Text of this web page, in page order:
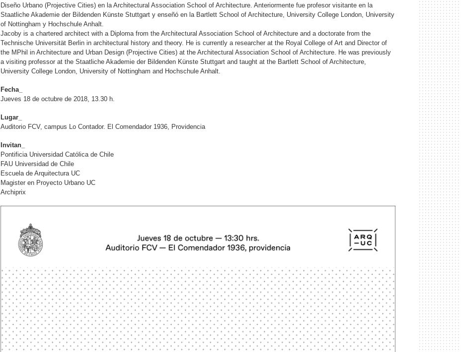
Diseño Urbano (Projective Cities) en la Architectural Association School of Architecture. Anteriormente fue profesor visitante en la
Staatliche Akademie der Bildenden Künste Stuttgart y enseñó en la Bartlett School of Architecture, University College London, University
of Nottingham y Hochschule Anhalt.
Jacoby is a chartered architect with a Diploma from the Architectural Association School of Architecture and a doctorate from the
Technische Universität Berlin in architectural history and theory. He is currently a researcher at the Royal College of Art and Director of
the MPhil in Architecture and Urban Design (Projective Cities) at the Architectural Association School of Architecture. He was previously
a visiting professor at the Staatliche Akademie der Bildenden Künste Stuttgart and taught at the Bartlett School of Architecture,
University College London, University of Nottingham and Hochschule Anhalt.
Fecha_
Jueves 18 de octubre de 2018, 13.30 h.
Lugar_
Auditorio FCV, campus Lo Contador. El Comendador 1936, Providencia
Invitan_
Pontificia Universidad Católica de Chile
FAU Universidad de Chile
Escuela de Arquitectura UC
Magister en Proyecto Urbano UC
Archiprix